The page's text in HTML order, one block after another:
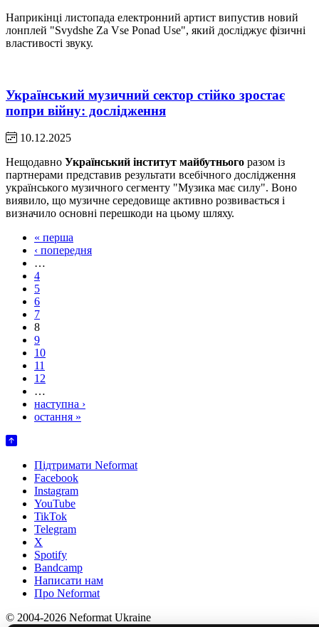
Наприкінці листопада електронний артист випустив новий
лонплей "Svydshe Za Vse Ponad Use", який досліджує фізичні
властивості звуку.
Український музичний сектор стійко зростає
попри війну: дослідження
10.12.2025
Нещодавно Український інститут майбутнього разом із
партнерами представив результати всебічного дослідження
українського музичного сегменту "Музика має силу". Воно
виявило, що музичне середовище активно розвивається і
визначило основні перешкоди на цьому шляху.
« перша
‹ попередня
…
4
5
6
7
8
9
10
11
12
…
наступна ›
остання »
Підтримати Neformat
Facebook
Instagram
YouTube
TikTok
Telegram
X
Spotify
Bandcamp
Написати нам
Про Neformat
© 2004-2026 Neformat Ukraine